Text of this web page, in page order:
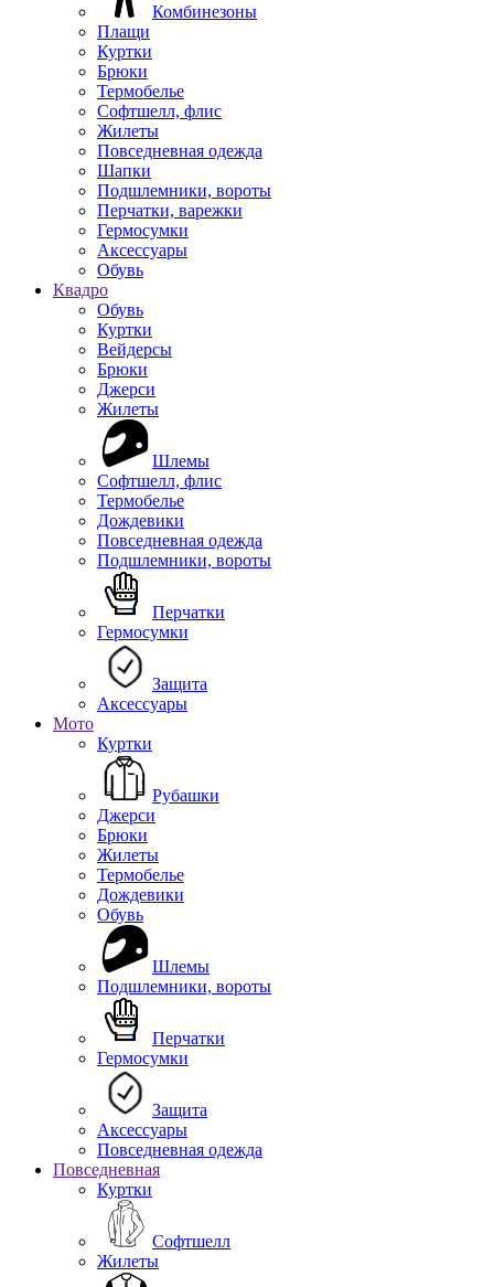
Комбинезоны
Плащи
Куртки
Брюки
Термобелье
Софтшелл, флис
Жилеты
Повседневная одежда
Шапки
Подшлемники, вороты
Перчатки, варежки
Гермосумки
Аксессуары
Обувь
Квадро
Обувь
Куртки
Вейдерсы
Брюки
Джерси
Жилеты
Шлемы
Софтшелл, флис
Термобелье
Дождевики
Повседневная одежда
Подшлемники, вороты
Перчатки
Гермосумки
Защита
Аксессуары
Мото
Куртки
Рубашки
Джерси
Брюки
Жилеты
Термобелье
Дождевики
Обувь
Шлемы
Подшлемники, вороты
Перчатки
Гермосумки
Защита
Аксессуары
Повседневная одежда
Повседневная
Куртки
Софтшелл
Жилеты